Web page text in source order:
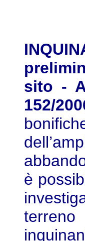
sito -
152/
è